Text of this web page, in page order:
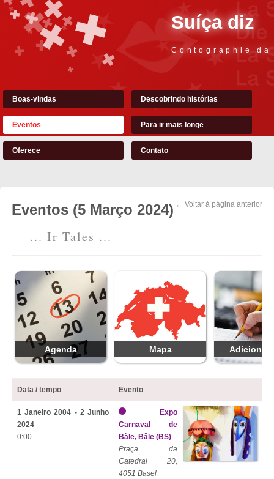
Suíça diz
Contographie
Boas-vindas Descobrindo histórias
Eventos Para ir mais longe
Oferece Contato
← Voltar à página anterior
Eventos (5 Março 2024)
... Ir Tales ...
Agenda Mapa Adicionar
Data / tempo Evento
1 Janeiro 2004 - 2 Junho
2024
0:00
Expo
Carnaval de
Bâle, Bâle (BS)
Praça da
Catedral 20,
4051 Basel